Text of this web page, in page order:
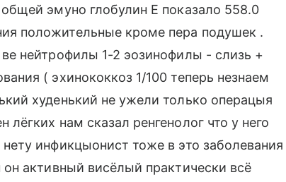
эмуно глобулин Е показало 558.0
положительные кроме пера подушек .
нейтрофилы 1-2 эозинофилы - слизь +
( эхинококкоз 1/100 теперь незнаем
худенький не ужели только операцыя
нам сказал ренгенолог что у него
инфикцыонист тоже в это заболевания
активный висёлый практически всё